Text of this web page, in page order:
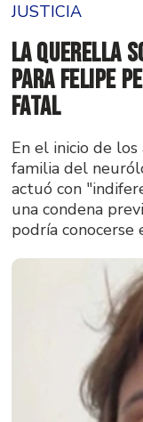
JUSTICIA
La querella
para Felipe
fatal
En el inicio de
familia del
actuó con
una condena
podría